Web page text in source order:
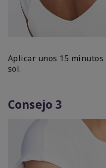
Aplicar unos 15
sol.
Consejo 3